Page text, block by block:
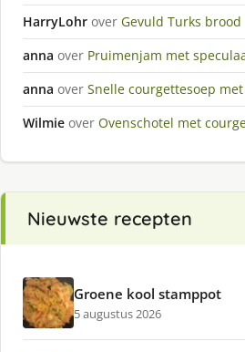
HarryLohr over Gevuld Turks brood
anna over Pruimenjam met
anna over Snelle courgettesoep
Wilmie over Ovenschotel met
Nieuwste recepten
Groene kool stamppot
5 augustus 2026